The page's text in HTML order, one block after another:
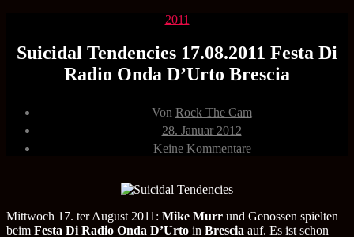
Kategorien
2011
Suicidal Tendencies 17.08.2011 Festa Di
Radio Onda D’Urto Brescia
Beitragsautor
Von Rock The Cam
Veröffentlichungsdatum
28. Januar 2012
Keine Kommentarezu
Suicidal
Di
Radio
Mittwoch 17. ter August 2011: Mike Murr und Genossen spielten
beim Festa Di Radio Onda D’Urto in Brescia auf. Es ist schon